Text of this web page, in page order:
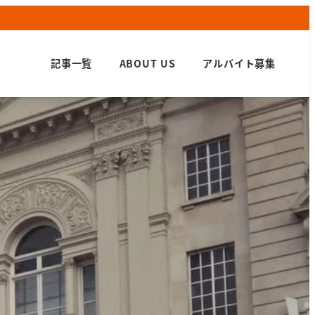
記事一覧 ABOUT US アルバイト募集